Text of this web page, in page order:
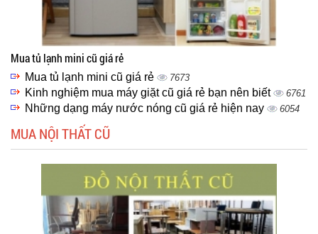
Mua tủ lạnh mini cũ giá rẻ
Mua tủ lạnh mini cũ giá rẻ 7673
Kinh nghiệm mua máy giặt cũ giá rẻ bạn nên biết 6761
Những dạng máy nước nóng cũ giá rẻ hiện nay 6054
MUA NỘI THẤT CŨ